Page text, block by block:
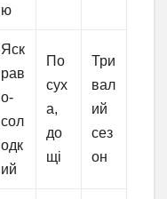
ю
Яск
рав
о-
сол
одк
ий
По
сух
а,
до
щі
Три
вал
ий
сез
он